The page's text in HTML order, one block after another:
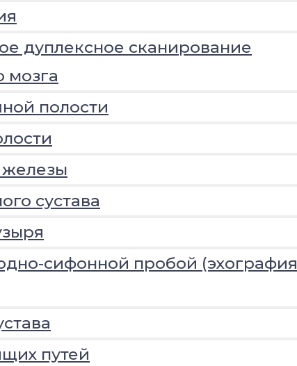
дуплексное сканирование
мозга
полости
сустава
сифонной пробой (эхография
путей